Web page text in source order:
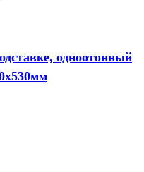
одноотонный